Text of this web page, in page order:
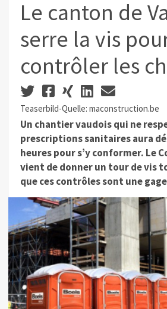
Le canton de
serre la vis
contrôler les
Teaserbild-Quelle: maconstruction.be
Un chantier vaudois qui ne
prescriptions sanitaires aura
heures pour s’y conformer. Le
vient de donner un tour de vis
que ces contrôles sont une